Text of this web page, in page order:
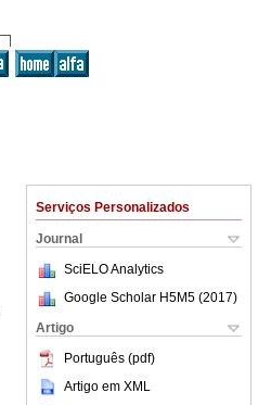
Serviços Personalizados
Journal
SciELO Analytics
Google Scholar H5M5 (2017)
Artigo
Português (pdf)
Artigo em XML